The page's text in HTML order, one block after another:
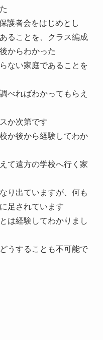
護者会をはじめとし
ることを、クラス編成
からわかった
ない家庭であることを
べればわかってもらえ
か次第です
か後から経験してわか
て遠方の学校へ行く家
り出ていますが、何も
足されています
は経験してわかりまし
うすることも不可能で